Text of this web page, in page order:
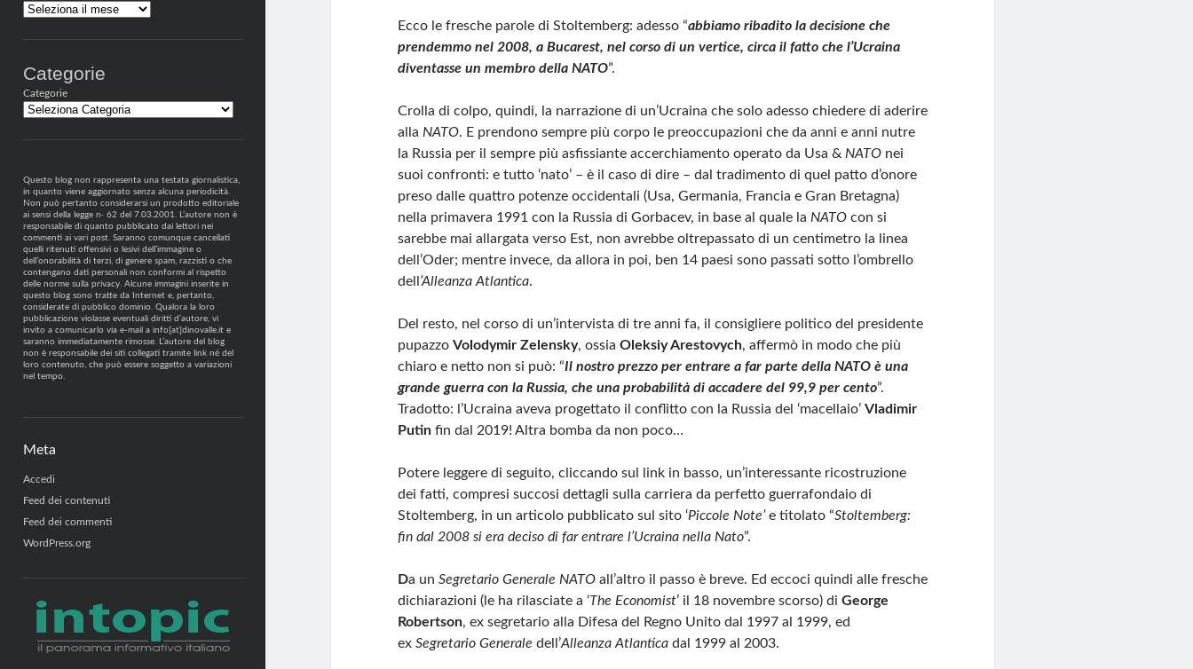
Archivi
Categorie
Categorie
Questo blog non rappresenta una testata giornalistica,
in quanto viene aggiornato senza alcuna periodicità.
Non può pertanto considerarsi un prodotto editoriale
ai sensi della legge n· 62 del 7.03.2001. L’autore non è
responsabile di quanto pubblicato dai lettori nei
commenti ai vari post. Saranno comunque cancellati
quelli ritenuti offensivi o lesivi dell’immagine o
dell’onorabilità di terzi, di genere spam, razzisti o che
contengano dati personali non conformi al rispetto
delle norme sulla privacy. Alcune immagini inserite in
questo blog sono tratte da Internet e, pertanto,
considerate di pubblico dominio. Qualora la loro
pubblicazione violasse eventuali diritti d’autore, vi
invito a comunicarlo via e-mail a info[at]dinovalle.it e
saranno immediatamente rimosse. L’autore del blog
non è responsabile dei siti collegati tramite link né del
loro contenuto, che può essere soggetto a variazioni
nel tempo.
Meta
Accedi
Feed dei contenuti
Feed dei commenti
WordPress.org
Ecco le fresche parole di Stoltemberg: adesso “abbiamo ribadito la decisione che
prendemmo nel 2008, a Bucarest, nel corso di un vertice, circa il fatto che l’Ucraina
diventasse un membro della NATO”.
Crolla di colpo, quindi, la narrazione di un’Ucraina che solo adesso chiedere di aderire
allaNATO. E prendono sempre più corpo le preoccupazioni che da anni e anni nutre
la Russia per il sempre più asfissiante accerchiamento operato da Usa &NATO nei
suoi confronti: e tutto ‘nato’ – è il caso di dire – dal tradimento di quel patto d’onore
preso dalle quattro potenze occidentali (Usa, Germania, Francia e Gran Bretagna)
nella primavera 1991 con la Russia di Gorbacev, in base al quale laNATO con si
sarebbe mai allargata verso Est, non avrebbe oltrepassato di un centimetro la linea
dell’Oder; mentre invece, da allora in poi, ben 14 paesi sono passati sotto l’ombrello
dell ’Alleanza Atlantica.
Del resto, nel corso di un’intervista di tre anni fa, il consigliere politico del presidente
pupazzoVolodymir Zelensky, ossiaOleksiy Arestovych, affermò in modo che più
chiaro e netto non si può: “Il nostro prezzo per entrare a far parte della NATO è una
grande guerra con la Russia, che una probabilità di accadere del 99,9 per cento”.
Tradotto: l’Ucraina aveva progettato il conflitto con la Russia del ‘macellaio’Vladimir
Putin fin dal 2019! Altra bomba da non poco…
Potere leggere di seguito, cliccando sul link in basso, un’interessante ricostruzione
dei fatti, compresi succosi dettagli sulla carriera da perfetto guerrafondaio di
Stoltemberg, in un articolo pubblicato sul sito ‘Piccole Note’e titolato “Stoltemberg:
fin dal 2008 si era deciso di far entrare l’Ucraina nella Nato”.
Da unSegretario Generale NATO all’altro il passo è breve. Ed eccoci quindi alle fresche
dichiarazioni (le ha rilasciate a ‘The Economist’ il 18 novembre scorso) diGeorge
Robertson, ex segretario alla Difesa del Regno Unito dal 1997 al 1999, ed
exSegretario Generale dell’Alleanza Atlantica dal 1999 al 2003.